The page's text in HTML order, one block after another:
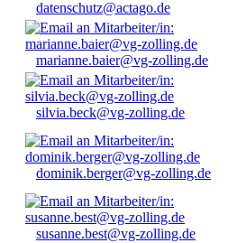
datenschutz@actago.de
marianne.baier@vg-zolling.de
silvia.beck@vg-zolling.de
dominik.berger@vg-zolling.de
susanne.best@vg-zolling.de